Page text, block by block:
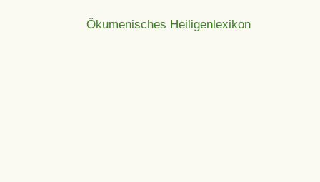
Ökumenisches Heiligenlexikon